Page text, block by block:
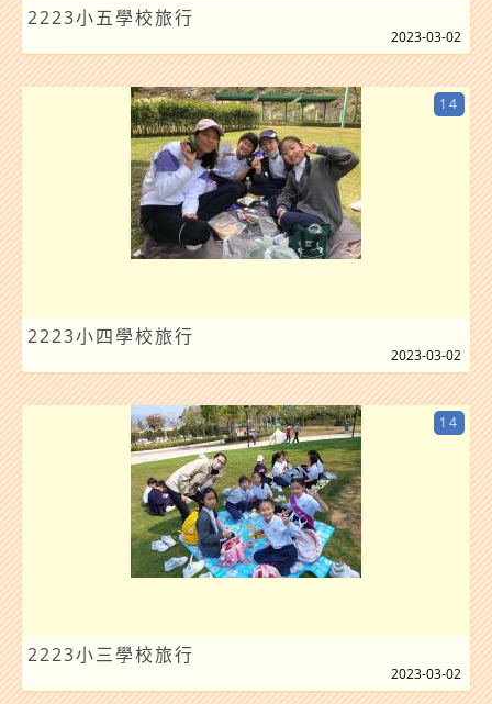
2223小五學校旅行
2023-03-02
2223小四學校旅行
14
2023-03-02
2223小三學校旅行
14
2023-03-02